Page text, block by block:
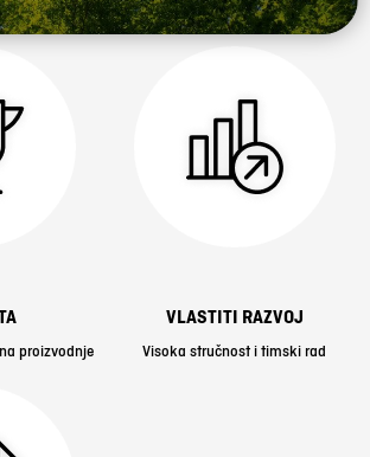
proizvodnje
VLASTITI RAZVOJ
Visoka stručnost i timski rad